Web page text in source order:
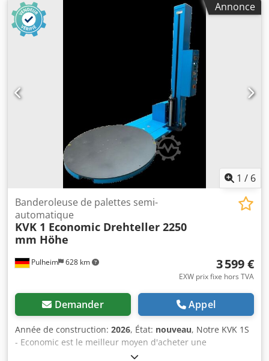
Annonce
1 / 6
Pulheim 628 km
Banderoleuse de palettes semi-
automatique
KVK 1 Economic Drehteller 2250
mm Höhe
3 599 €
EXW prix fixe hors TVA
Demander Appel
Année de construction: 2026, État: nouveau, Notre KVK 1S
- Economic est le meilleur moyen d'acheter une
banderoleuse semi-automatique. Dsdpfxszr H D Re Aa Rskr